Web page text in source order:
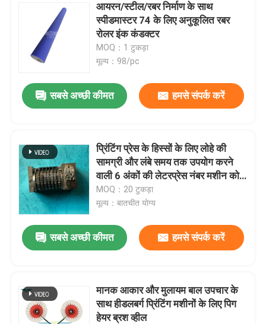
हमारे बारे में
कारखाने का दौरा
हमसे संपर्क करें
समाचार
मामले
ऑफसेट प्रिंटिंग पार्ट्स
आयरन/स्टील/रबर निर्माण के साथ
स्पीडमास्टर 74 के लिए अनुकूलित रबर
रोलर इंक कंडक्टर
MOQ：1 टुकड़ा
मूल्य：98/pc
सबसे अच्छी कीमत हमसे संपर्क करें
प्रिंटिंग प्रेस के हिस्सों के लिए लोहे की
सामग्री और लंबे समय तक उपयोग करने
वाली 6 अंकों की लेटरप्रेस नंबर मशीन को
उल्टा करें
MOQ：20 टुकड़ा
मूल्य：बातचीत योग्य
सबसे अच्छी कीमत हमसे संपर्क करें
मानक आकार और मुलायम बाल उपचार के
साथ हीडलबर्ग प्रिंटिंग मशीनों के लिए पिग
हेयर ब्रश व्हील